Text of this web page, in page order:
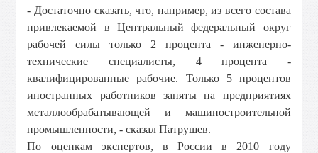
- Достаточно сказать, что, например, из всего состава
привлекаемой в Центральный федеральный округ
рабочей силы только 2 процента - инженерно-
технические специалисты, 4 процента -
квалифицированные рабочие. Только 5 процентов
иностранных работников заняты на предприятиях
металлообрабатывающей и машиностроительной
промышленности, - сказал Патрушев.
По оценкам экспертов, в России в 2010 году